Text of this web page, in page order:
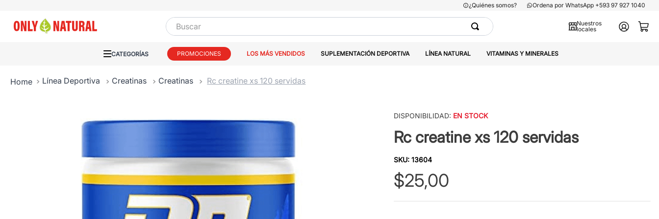
¿Quiénes somos? Ordena por WhatsApp +593 97 927 1040
Buscar
Nuestros
locales
PROMOCIONES LOS MÁS VENDIDOS SUPLEMENTACIÓN DEPORTIVA LÍNEA NATURAL VITAMINAS Y MINERALES
Línea Deportiva Creatinas Creatinas Rc creatine xs 120 servidas
DISPONIBILIDAD: EN STOCK
Rc creatine xs 120 servidas
SKU: 13604
$25,00